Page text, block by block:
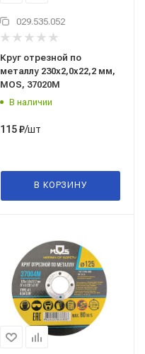
029.535.052
Круг отрезной по
металлу 230x2,0x22,2 мм,
MOS, 37020М
В наличии
115₽/шт
В КОРЗИНУ